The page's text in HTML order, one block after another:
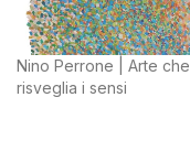
Nino Perrone | Arte che
risveglia i sensi